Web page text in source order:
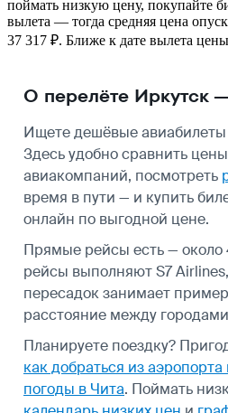
поймать низкую цену, покупайте
вылета — тогда средняя цена
37 317 ₽. Ближе к дате вылета
О перелёте Иркутск
Ищете дешёвые авиабилеты
Здесь удобно сравнить
авиакомпаний, посмотреть
время в пути — и купить
онлайн по выгодной цене.
Прямые рейсы есть — около
рейсы выполняют S7
пересадок занимает
расстояние между
Планируете поездку?
как добраться из аэропорта
погоды в Чита. Поймать